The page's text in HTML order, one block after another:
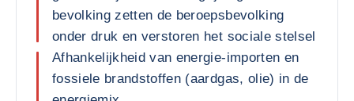
bevolking zetten de beroepsbevolking
onder druk en verstoren het sociale stelsel
Afhankelijkheid van energie-importen en
fossiele brandstoffen (aardgas, olie) in de